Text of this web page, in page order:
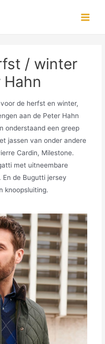
Main
/ winter
de herfst en winter,
aan de Peter Hahn
onderstaand een greep
jassen van onder andere
Cardin, Milestone.
met uitneembare
En de Bugutti jersey
knoopsluiting.